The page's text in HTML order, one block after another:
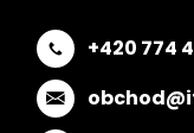
+420 774